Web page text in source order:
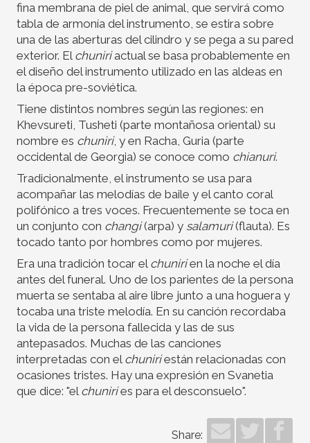
fina membrana de piel de animal, que servirá como
tabla de armonía del instrumento, se estira sobre
una de las aberturas del cilindro y se pega a su pared
exterior. El chuniriactual se basa probablemente en
el diseño del instrumento utilizado en las aldeas en
la época pre-soviética.
Tiene distintos nombres según las regiones: en
Khevsureti, Tusheti (parte montañosa oriental) su
nombre es chuniri, y en Racha, Guria (parte
occidental de Georgia) se conoce como chianuri.
Tradicionalmente, el instrumento se usa para
acompañar las melodías de baile y el canto coral
polifónico a tres voces. Frecuentemente se toca en
un conjunto con changi(arpa) y salamuri(flauta). Es
tocado tanto por hombres como por mujeres.
Era una tradición tocar el chunirien la noche el día
antes del funeral. Uno de los parientes de la persona
muerta se sentaba al aire libre junto a una hoguera y
tocaba una triste melodía. En su canción recordaba
la vida de la persona fallecida y las de sus
antepasados. Muchas de las canciones
interpretadas con el chuniriestán relacionadas con
ocasiones tristes. Hay una expresión en Svanetia
que dice: "el chuniries para el desconsuelo".
Share: